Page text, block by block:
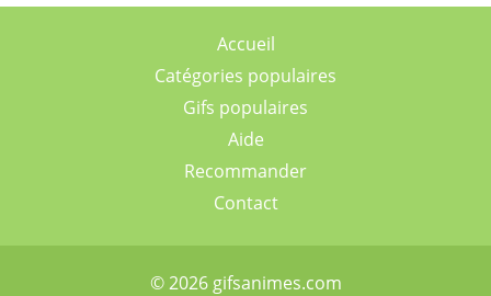
Accueil
Catégories populaires
Gifs populaires
Aide
Recommander
Contact
© 2026 gifsanimes.com